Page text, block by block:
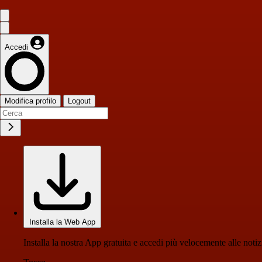
Accedi
Modifica profilo Logout
Installa la Web App
Installa la nostra App gratuita e accedi più velocemente alle